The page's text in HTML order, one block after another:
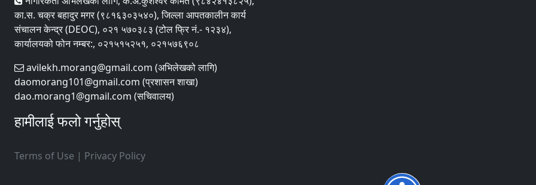
का.स. चक्र बहादुर मगर (९८१६३०३५४०), जिल्ला आपतकालीन कार्य
संचालन केन्द्र (DEOC), ०२१ ५७०३८३ (टोल फ्रि नं.- १२३४),
कार्यालयको फोन नम्बर:, ०२१५१५२५१, ०२१५७६९०८
avilekh.morang@gmail.com (अभिलेखको लागि)
daomorang101@gmail.com (प्रशासन शाखा)
dao.morang1@gmail.com (सचिवालय)
हामीलाई फलो गर्नुहोस्
Terms of Use | Privacy Policy